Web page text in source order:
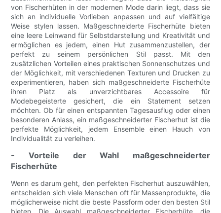
von Fischerhüten in der modernen Mode darin liegt, dass sie
sich an individuelle Vorlieben anpassen und auf vielfältige
Weise stylen lassen. Maßgeschneiderte Fischerhüte bieten
eine leere Leinwand für Selbstdarstellung und Kreativität und
ermöglichen es jedem, einen Hut zusammenzustellen, der
perfekt zu seinem persönlichen Stil passt. Mit den
zusätzlichen Vorteilen eines praktischen Sonnenschutzes und
der Möglichkeit, mit verschiedenen Texturen und Drucken zu
experimentieren, haben sich maßgeschneiderte Fischerhüte
ihren Platz als unverzichtbares Accessoire für
Modebegeisterte gesichert, die ein Statement setzen
möchten. Ob für einen entspannten Tagesausflug oder einen
besonderen Anlass, ein maßgeschneiderter Fischerhut ist die
perfekte Möglichkeit, jedem Ensemble einen Hauch von
Individualität zu verleihen.
- Vorteile der Wahl maßgeschneiderter
Fischerhüte
Wenn es darum geht, den perfekten Fischerhut auszuwählen,
entscheiden sich viele Menschen oft für Massenprodukte, die
möglicherweise nicht die beste Passform oder den besten Stil